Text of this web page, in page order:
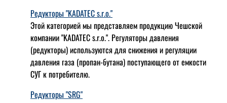
Редукторы "KADATEC s.r.o."
Этой категорией мы представляем продукцию Чешской
компании "KADATEC s.r.o.". Регуляторы давления
(редукторы) используются для снижения и регуляции
давления газа (пропан-бутана) поступающего от емкости
СУГ к потребителю.
Редукторы "SRG"